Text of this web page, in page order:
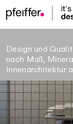
Pfeiffer
about
Design und
nach Maß,
Innenarchitektur
modula10® — Das